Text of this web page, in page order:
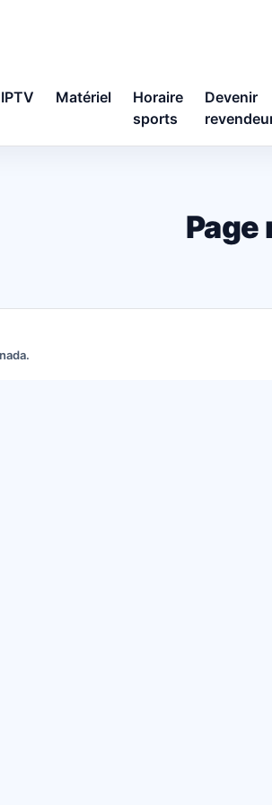
Matériel
Horaire
sports
Devenir
Page